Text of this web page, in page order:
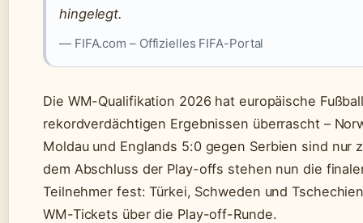
hingelegt.
— FIFA.com – Offizielles FIFA-Portal
Die WM-Qualifikation 2026 hat europäische
rekordverdächtigen Ergebnissen überrascht –
Moldau und Englands 5:0 gegen Serbien sind nur
dem Abschluss der Play-offs stehen nun die
Teilnehmer fest: Türkei, Schweden und
WM-Tickets über die Play-off-Runde.